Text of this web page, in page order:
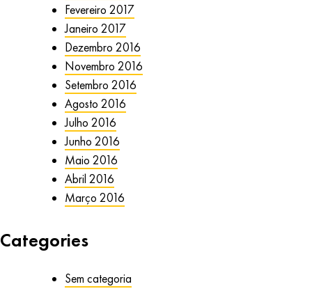
Fevereiro 2017
Janeiro 2017
Dezembro 2016
Novembro 2016
Setembro 2016
Agosto 2016
Julho 2016
Junho 2016
Maio 2016
Abril 2016
Março 2016
Categories
Sem categoria